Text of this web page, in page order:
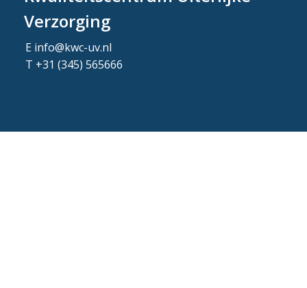
Verzorging
E info@kwc-uv.nl
T +31 (345) 565666